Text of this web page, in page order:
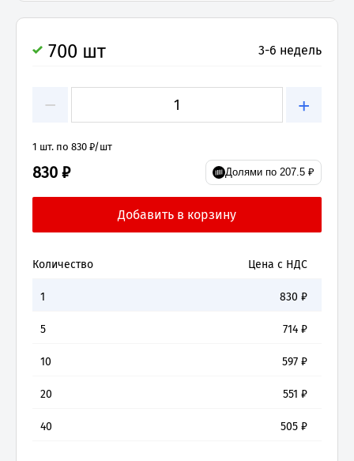
700 шт 3-6 недель
− +
1 шт. по 830 ₽/шт
830 ₽ Долями по 207.5 ₽
Количество Цена с НДС
1 830 ₽
5 714 ₽
10 597 ₽
20 551 ₽
40 505 ₽